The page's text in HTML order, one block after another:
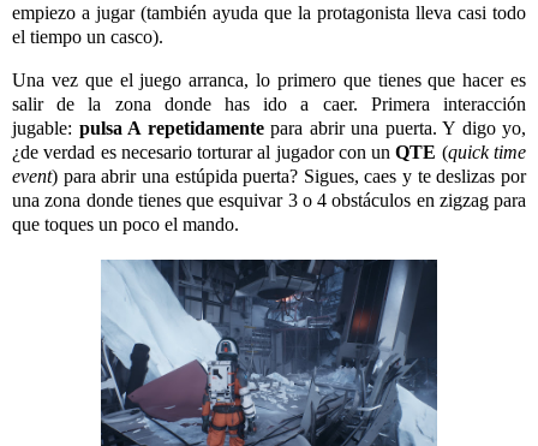
empiezo a jugar (también ayuda que la protagonista lleva casi todo
el tiempo un casco).
Una vez que el juego arranca, lo primero que tienes que hacer es
salir de la zona donde has ido a caer. Primera interacción
jugable: pulsa A repetidamentepara abrir una puerta. Y digo yo,
¿de verdad es necesario torturar al jugador con unQTE (quick time
event) para abrir una estúpida puerta? Sigues, caes y te deslizas por
una zona donde tienes que esquivar 3 o 4 obstáculos en zigzag para
que toques un poco el mando.